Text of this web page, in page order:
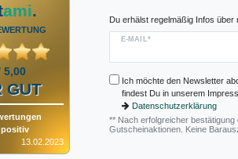
ami.
5,00
GUT
positiv
13.02.2023
Du erhälst regelmäßig Infos über
E-MAIL*
Ich möchte den Newsletter
findest Du in unserem
Datenschutzerklärung
** Nach erfolgreicher
Gutscheinaktionen. Keine